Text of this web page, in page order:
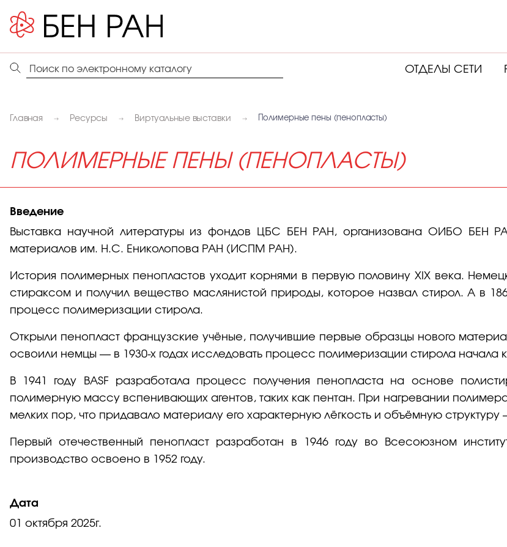
ОТДЕЛЫ СЕТИ
Главная Ресурсы Виртуальные выставки Полимерные пены (пенопласты)
ПОЛИМЕРНЫЕ ПЕНЫ (ПЕНОПЛАСТЫ)
Введение
Выставка научной литературы из фондов ЦБС БЕН РАН, организована ОИБО БЕН
материалов им. Н.С. Ениколопова РАН (ИСПМ РАН).
История полимерных пенопластов уходит корнями в первую половину XIX века.
стираксом и получил вещество маслянистой природы, которое назвал стирол. А в
процесс полимеризации стирола.
Открыли пенопласт французские учёные, получившие первые образцы нового
освоили немцы — в 1930-х годах исследовать процесс полимеризации стирола начала
В 1941 году BASF разработала процесс получения пенопласта на основе
полимерную массу вспенивающих агентов, таких как пентан. При нагревании
мелких пор, что придавало материалу его характерную лёгкость и объёмную структуру
Первый отечественный пенопласт разработан в 1946 году во Всесоюзном
производство освоено в 1952 году.
Дата
01 октября 2025г.